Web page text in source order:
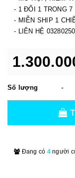
- 1 ĐỔI 1 TRONG 7
- MIỄN SHIP 1
- LIÊN HỆ
Số lượng -
Đang có 4người